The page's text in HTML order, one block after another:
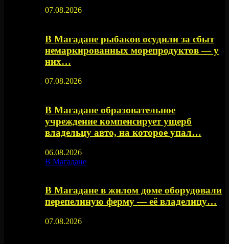
07.08.2026
В Магадане рыбаков осудили за сбыт
немаркированных морепродуктов — у
них…
07.08.2026
В Магадане образовательное
учреждение компенсирует ущерб
владельцу авто, на которое упал…
06.08.2026
В Магадане
В Магадане в жилом доме оборудовали
перепелиную ферму — её владелицу…
07.08.2026